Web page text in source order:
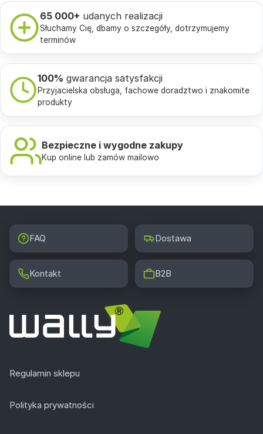
65 000+ udanych realizacji
Słuchamy Cię, dbamy o szczegóły, dotrzymujemy
terminów
100% gwarancja satysfakcji
Przyjacielska obsługa, fachowe doradztwo i znakomite
produkty
Bezpieczne i wygodne zakupy
Kup online lub zamów mailowo
FAQ Dostawa
Kontakt B2B
Regulamin sklepu
Polityka prywatności